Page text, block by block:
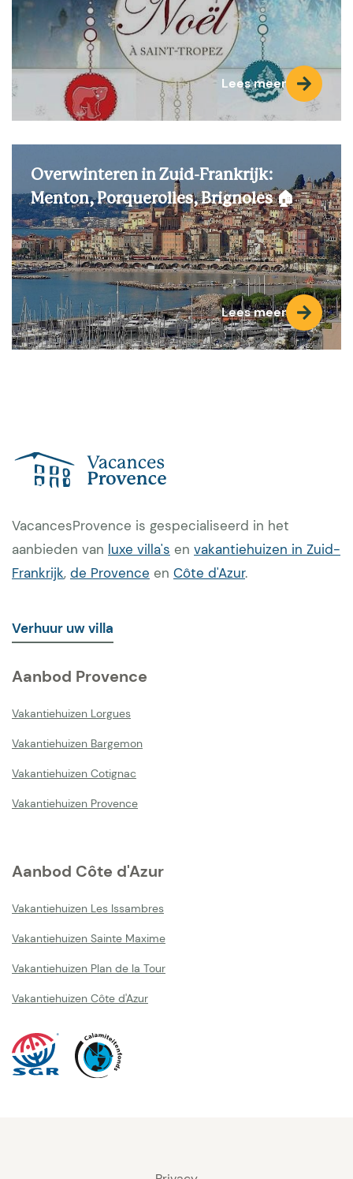
Lees meer
Overwinteren in Zuid-Frankrijk:
Menton, Porquerolles, Brignoles 🏠
Lees meer
VacancesProvence is gespecialiseerd in het
aanbieden van luxe villa's en vakantiehuizen in Zuid-
Frankrijk, de Provence en Côte d'Azur.
Verhuur uw villa
Aanbod Provence
Vakantiehuizen Lorgues
Vakantiehuizen Bargemon
Vakantiehuizen Cotignac
Vakantiehuizen Provence
Aanbod Côte d'Azur
Vakantiehuizen Les Issambres
Vakantiehuizen Sainte Maxime
Vakantiehuizen Plan de la Tour
Vakantiehuizen Côte d'Azur